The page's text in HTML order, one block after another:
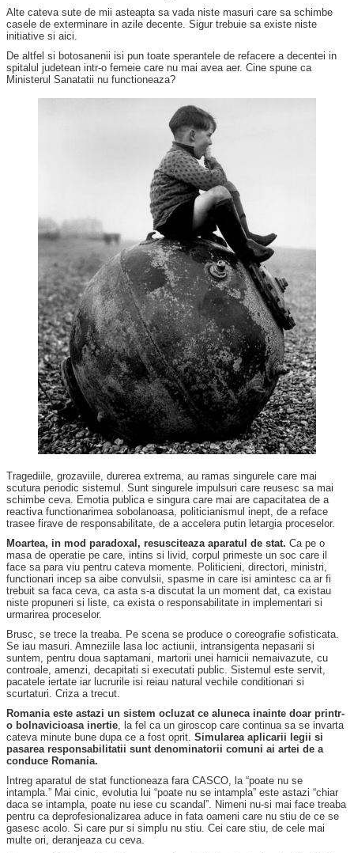
Alte cateva sute de mii asteapta sa vada niste masuri care sa schimbe
casele de exterminare in azile decente. Sigur trebuie sa existe niste
initiative si aici.
De altfel si botosanenii isi pun toate sperantele de refacere a decentei in
spitalul judetean intr-o femeie care nu mai avea aer. Cine spune ca
Ministerul Sanatatii nu functioneaza?
Tragediile, grozaviile, durerea extrema, au ramas singurele care mai
scutura periodic sistemul. Sunt singurele impulsuri care reusesc sa mai
schimbe ceva. Emotia publica e singura care mai are capacitatea de a
reactiva functionarimea sobolanoasa, politicianismul inept, de a reface
trasee firave de responsabilitate, de a accelera putin letargia proceselor.
Moartea, in mod paradoxal, resusciteaza aparatul de stat. Ca pe o
masa de operatie pe care, intins si livid, corpul primeste un soc care il
face sa para viu pentru cateva momente. Politicieni, directori, ministri,
functionari incep sa aibe convulsii, spasme in care isi amintesc ca ar fi
trebuit sa faca ceva, ca asta s-a discutat la un moment dat, ca existau
niste propuneri si liste, ca exista o responsabilitate in implementari si
urmarirea proceselor.
Brusc, se trece la treaba. Pe scena se produce o coreografie sofisticata.
Se iau masuri. Amneziile lasa loc actiunii, intransigenta nepasarii si
suntem, pentru doua saptamani, martorii unei harnicii nemaivazute, cu
controale, amenzi, decapitati si executati public. Sistemul este servit,
pacatele iertate iar lucrurile isi reiau natural vechile conditionari si
scurtaturi. Criza a trecut.
Romania este astazi un sistem ocluzat ce aluneca inainte doar printr-
o bolnavicioasa inertie, la fel ca un giroscop care continua sa se invarta
cateva minute bune dupa ce a fost oprit. Simularea aplicarii legii si
pasarea responsabilitatii sunt denominatorii comuni ai artei de a
conduce Romania.
Intreg aparatul de stat functioneaza fara CASCO, la “poate nu se
intampla.” Mai cinic, evolutia lui “poate nu se intampla” este astazi “chiar
daca se intampla, poate nu iese cu scandal”. Nimeni nu-si mai face treaba
pentru ca deprofesionalizarea aduce in fata oameni care nu stiu de ce se
gasesc acolo. Si care pur si simplu nu stiu. Cei care stiu, de cele mai
multe ori, deranjeaza cu ceva.